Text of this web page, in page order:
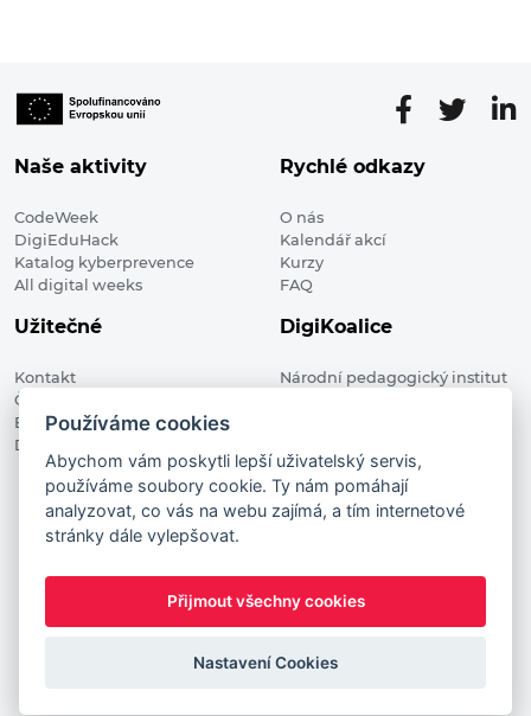
Naše aktivity
CodeWeek
DigiEduHack
Katalog kyberprevence
All digital weeks
Rychlé odkazy
O nás
Kalendář akcí
Kurzy
FAQ
Užitečné
Kontakt
Členské organizace
Blog
Digitalizace ve vzdělávání
DigiKoalice
Národní pedagogický institut
DigiKoalice 2021. All rights reserved
Vstup do administrace
This project has received funding from the European
Commission Innovation and Networks Executive Agency (now
Commission and the European Commission is not responsible
Používáme cookies
Abychom vám poskytli lepší uživatelský servis,
používáme soubory cookie. Ty nám pomáhají
analyzovat, co vás na webu zajímá, a tím internetové
stránky dále vylepšovat.
Přijmout všechny cookies
Nastavení Cookies